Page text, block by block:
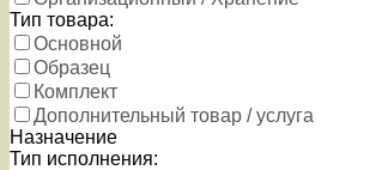
Тип товара:
Основной
Образец
Комплект
Дополнительный товар / услуга
Назначение
Тип исполнения: